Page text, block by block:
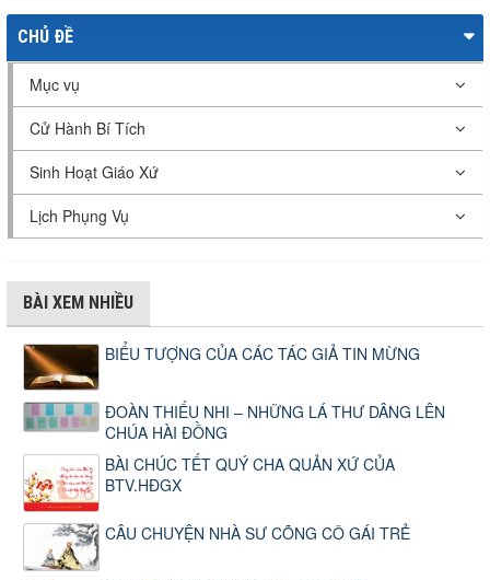
CHỦ ĐỀ
Mục vụ
Cử Hành Bí Tích
Sinh Hoạt Giáo Xứ
Lịch Phụng Vụ
BÀI XEM NHIỀU
BIỂU TƯỢNG CỦA CÁC TÁC GIẢ TIN MỪNG
ĐOÀN THIẾU NHI – NHỮNG LÁ THƯ DÂNG LÊN
CHÚA HÀI ĐỒNG
BÀI CHÚC TẾT QUÝ CHA QUẢN XỨ CỦA
BTV.HĐGX
CÂU CHUYỆN NHÀ SƯ CÕNG CÔ GÁI TRẺ